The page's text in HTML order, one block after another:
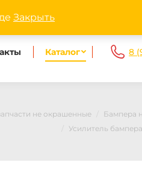
Каталог 8
не окрашенные Бампера
Усилитель
Закрыть